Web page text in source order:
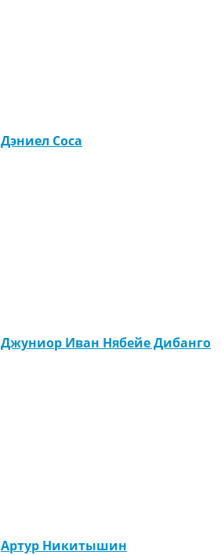
Дэниел Соса
Джуниор Иван Нябейе Дибанго
Артур Никитышин